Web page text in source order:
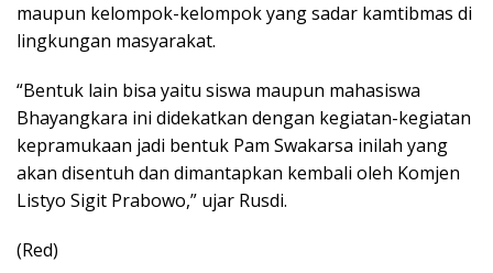
maupun kelompok-kelompok yang sadar kamtibmas di
lingkungan masyarakat.
“Bentuk lain bisa yaitu siswa maupun mahasiswa
Bhayangkara ini didekatkan dengan kegiatan-kegiatan
kepramukaan jadi bentuk Pam Swakarsa inilah yang
akan disentuh dan dimantapkan kembali oleh Komjen
Listyo Sigit Prabowo,” ujar Rusdi.
(Red)